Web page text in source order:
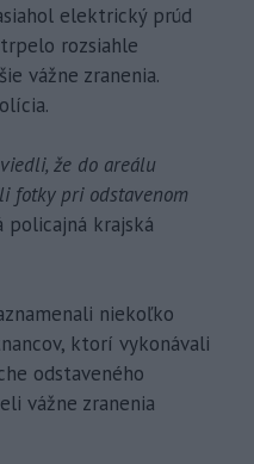
elektrický prúd
rozsiahle
vážne zranenia.
že do areálu
fotky pri odstavenom
policajná krajská
niekoľko
ktorí vykonávali
odstaveného
vážne zranenia